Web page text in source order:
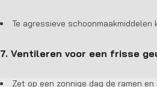
Te agressieve
7. Ventileren voor een frisse
Zet op een zonnige dag de ramen